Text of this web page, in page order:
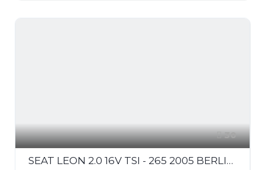
30
SEAT LEON 2.0 16V TSI - 265 2005 BERLINE Cupra R PHASE 2